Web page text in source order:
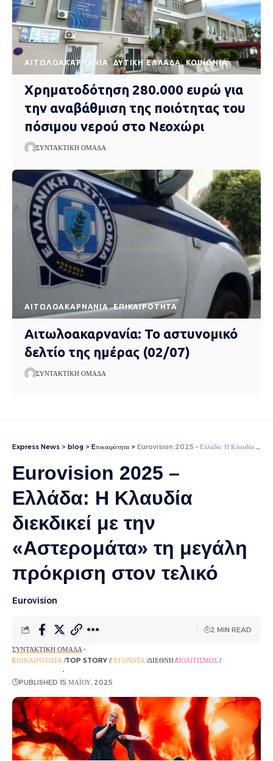
AΙΤΩΛΟΑΚΑΡΝΑΝΊΑ ΔΥΤΙΚΉ ΕΛΛΆΔΑ ΚΟΙΝΩΝΊΑ
Χρηματοδότηση 280.000 ευρώ για
την αναβάθμιση της ποιότητας του
πόσιμου νερού στο Νεοχώρι
ΣΥΝΤΑΚΤΙΚΉ ΟΜΆΔΑ
AΙΤΩΛΟΑΚΑΡΝΑΝΊΑ EΠΙΚΑΙΡΌΤΗΤΑ
Αιτωλοακαρνανία: Το αστυνομικό
δελτίο της ημέρας (02/07)
ΣΥΝΤΑΚΤΙΚΉ ΟΜΆΔΑ
Express News > blog > Eπικαιρότητα > Eurovision 2025 – Ελλάδα: Η Κλαυδία διεκδικεί με την «Αστερομάτα» τη μεγάλη πρόκριση στον τελικό
Eurovision 2025 –
Ελλάδα: Η Κλαυδία
διεκδικεί με την
«Αστερομάτα» τη μεγάλη
πρόκριση στον τελικό
Eurovision
ΣΥΝΤΑΚΤΙΚΉ ΟΜΆΔΑ
EΠΙΚΑΙΡΌΤΗΤΑ TOP STORY ΓΕΓΟΝΌΤΑ ΔΙΕΘΝΉ ΠΟΛΙΤΙΣΜΌΣ
PUBLISHED 15 ΜΑΪ́ΟΥ, 2025
2 MIN READ